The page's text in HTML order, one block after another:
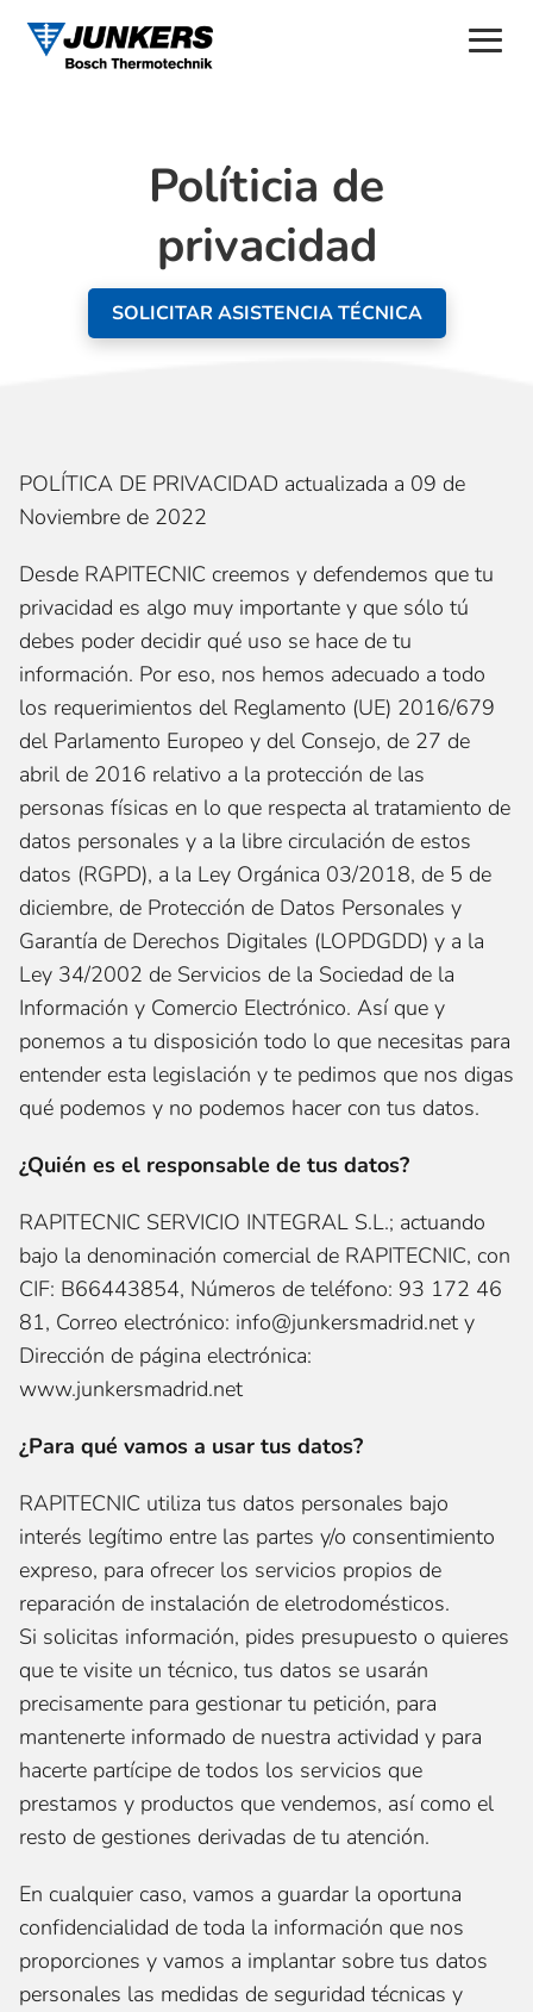
Políticia de
privacidad
SOLICITAR ASISTENCIA TÉCNICA
POLÍTICA DE PRIVACIDAD actualizada a 09 de
Noviembre de 2022
Desde RAPITECNIC creemos y defendemos que tu
privacidad es algo muy importante y que sólo tú
debes poder decidir qué uso se hace de tu
información. Por eso, nos hemos adecuado a todo
los requerimientos del Reglamento (UE) 2016/679
del Parlamento Europeo y del Consejo, de 27 de
abril de 2016 relativo a la protección de las
personas físicas en lo que respecta al tratamiento de
datos personales y a la libre circulación de estos
datos (RGPD), a la Ley Orgánica 03/2018, de 5 de
diciembre, de Protección de Datos Personales y
Garantía de Derechos Digitales (LOPDGDD) y a la
Ley 34/2002 de Servicios de la Sociedad de la
Información y Comercio Electrónico. Así que y
ponemos a tu disposición todo lo que necesitas para
entender esta legislación y te pedimos que nos digas
qué podemos y no podemos hacer con tus datos.
¿Quién es el responsable de tus datos?
RAPITECNIC SERVICIO INTEGRAL S.L.; actuando
bajo la denominación comercial de RAPITECNIC, con
CIF: B66443854, Números de teléfono: 93 172 46
81, Correo electrónico: info@junkersmadrid.net y
Dirección de página electrónica:
www.junkersmadrid.net
¿Para qué vamos a usar tus datos?
RAPITECNIC utiliza tus datos personales bajo
interés legítimo entre las partes y/o consentimiento
expreso, para ofrecer los servicios propios de
reparación de instalación de eletrodomésticos.
Si solicitas información, pides presupuesto o quieres
que te visite un técnico, tus datos se usarán
precisamente para gestionar tu petición, para
mantenerte informado de nuestra actividad y para
hacerte partícipe de todos los servicios que
prestamos y productos que vendemos, así como el
resto de gestiones derivadas de tu atención.
En cualquier caso, vamos a guardar la oportuna
confidencialidad de toda la información que nos
proporciones y vamos a implantar sobre tus datos
personales las medidas de seguridad técnicas y